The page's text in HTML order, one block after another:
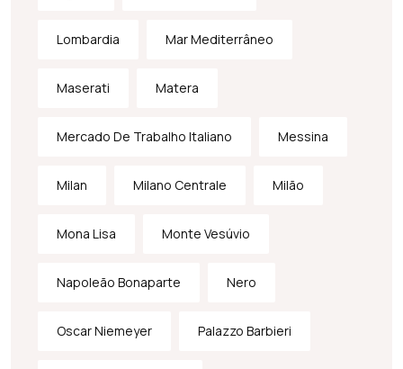
Lombardia Mar Mediterrâneo
Maserati Matera
Mercado De Trabalho Italiano Messina
Milan Milano Centrale Milão
Mona Lisa Monte Vesúvio
Napoleão Bonaparte Nero
Oscar Niemeyer Palazzo Barbieri